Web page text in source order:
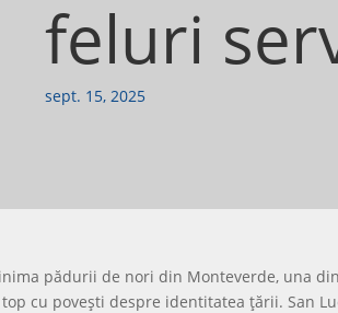
feluri
sept. 15, 2025
pădurii de nori din Monteverde, una
cu povești despre identitatea țării. San